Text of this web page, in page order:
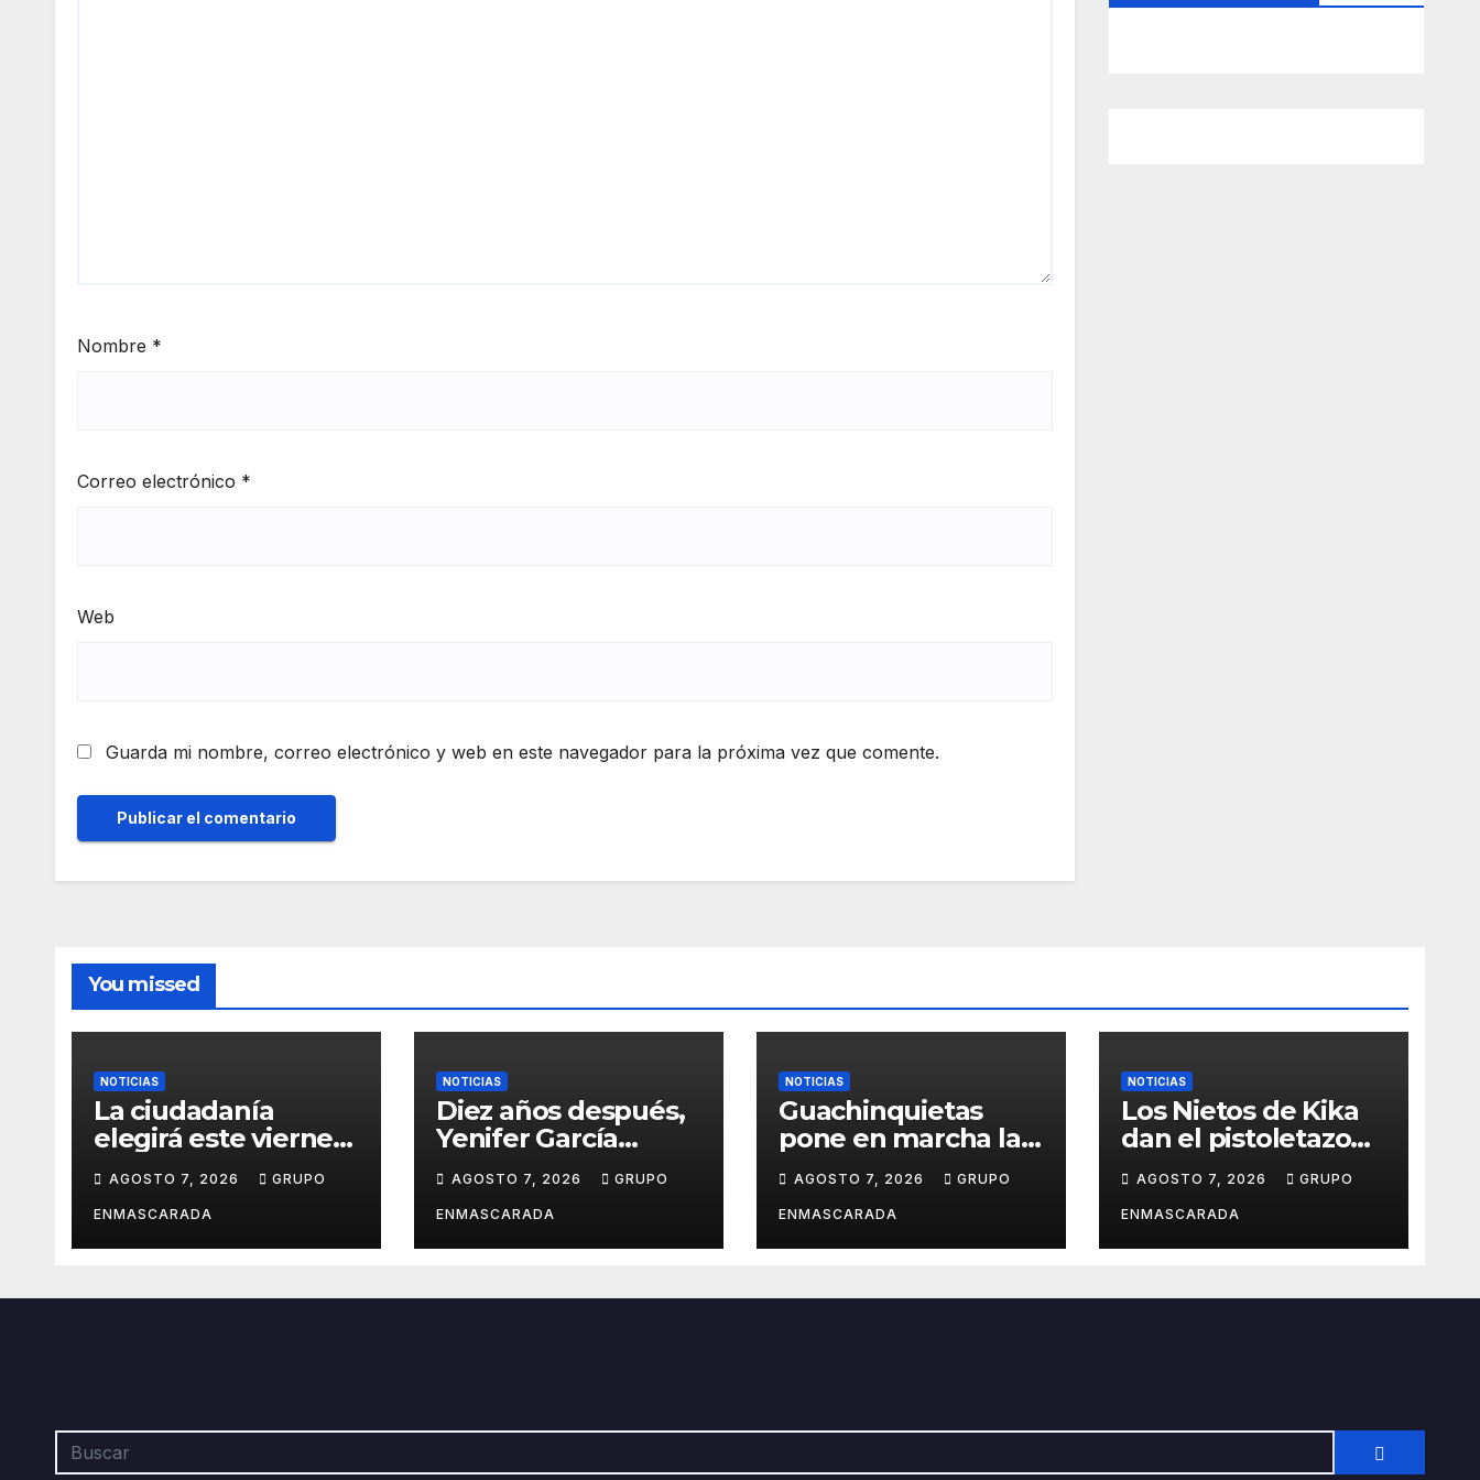
Nombre *
Correo electrónico *
Web
Guarda mi nombre, correo electrónico y web en este navegador para la próxima vez que comente.
You missed
NOTICIAS
La ciudadanía
elegirá este viernes
Carnaval de Las
Palmas de Gran
Canaria 2027 en una
por Televisión
AGOSTO 7, 2026 GRUPO
ENMASCARADA
NOTICIAS
Diez años después,
Yenifer García
carnavalero en el
vídeo de
presentación de
Rambla para el
AGOSTO 7, 2026 GRUPO
ENMASCARADA
NOTICIAS
Guachinquietas
pone en marcha la
repertorio para el
Carnaval 2027
AGOSTO 7, 2026 GRUPO
ENMASCARADA
NOTICIAS
Los Nietos de Kika
dan el pistoletazo
2027 con el inicio de
sus ensayos
AGOSTO 7, 2026 GRUPO
ENMASCARADA